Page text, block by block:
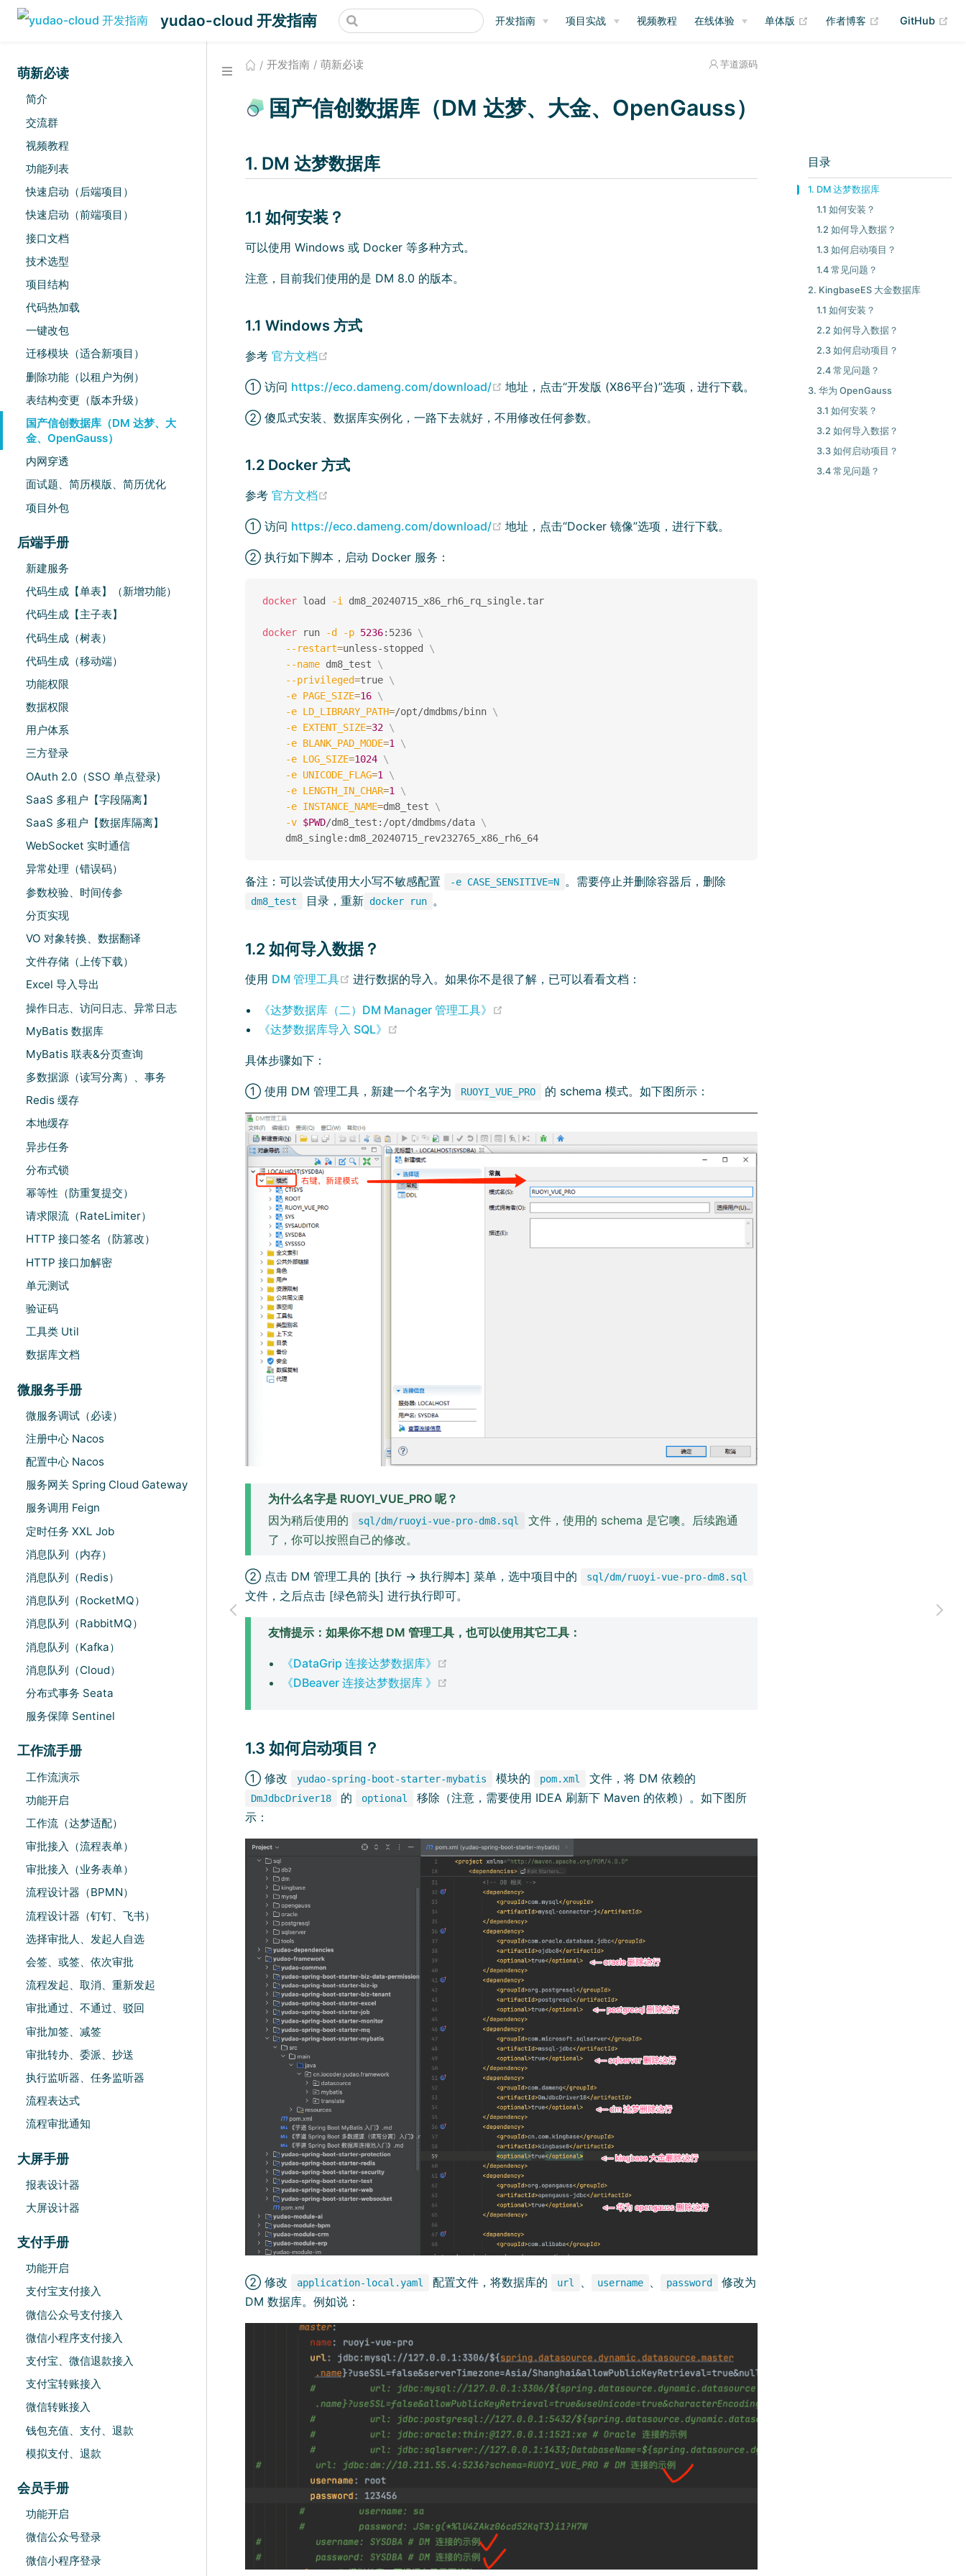
yudao-cloud 开发指南 开发指南 项目实战 视频教程 在线体验 单体版 (opens new window)
作者博客 (opens new
GitHub
萌新必读
简介
交流群
视频教程
功能列表
快速启动（后端项目）
快速启动（前端项目）
接口文档
技术选型
项目结构
代码热加载
一键改包
迁移模块（适合新项目）
删除功能（以租户为例）
表结构变更（版本升级）
国产信创数据库（DM 达梦、大
金、OpenGauss）
内网穿透
面试题、简历模版、简历优化
项目外包
后端手册
新建服务
代码生成【单表】（新增功能）
代码生成【主子表】
代码生成（树表）
代码生成（移动端）
功能权限
数据权限
用户体系
三方登录
OAuth 2.0（SSO 单点登录)
SaaS 多租户【字段隔离】
SaaS 多租户【数据库隔离】
WebSocket 实时通信
异常处理（错误码）
参数校验、时间传参
分页实现
VO 对象转换、数据翻译
文件存储（上传下载）
Excel 导入导出
操作日志、访问日志、异常日志
MyBatis 数据库
MyBatis 联表&分页查询
多数据源（读写分离）、事务
Redis 缓存
本地缓存
异步任务
分布式锁
幂等性（防重复提交）
请求限流（RateLimiter）
HTTP 接口签名（防篡改）
HTTP 接口加解密
单元测试
验证码
工具类 Util
数据库文档
微服务手册
微服务调试（必读）
注册中心 Nacos
配置中心 Nacos
服务网关 Spring Cloud Gateway
服务调用 Feign
定时任务 XXL Job
消息队列（内存）
消息队列（Redis）
消息队列（RocketMQ）
消息队列（RabbitMQ）
消息队列（Kafka）
消息队列（Cloud）
分布式事务 Seata
服务保障 Sentinel
工作流手册
工作流演示
功能开启
工作流（达梦适配）
审批接入（流程表单）
审批接入（业务表单）
流程设计器（BPMN）
流程设计器（钉钉、飞书）
选择审批人、发起人自选
会签、或签、依次审批
流程发起、取消、重新发起
审批通过、不通过、驳回
审批加签、减签
审批转办、委派、抄送
执行监听器、任务监听器
流程表达式
流程审批通知
大屏手册
报表设计器
大屏设计器
支付手册
功能开启
支付宝支付接入
微信公众号支付接入
微信小程序支付接入
支付宝、微信退款接入
支付宝转账接入
微信转账接入
钱包充值、支付、退款
模拟支付、退款
会员手册
功能开启
微信公众号登录
微信小程序登录
开发指南 萌新必读 芋道源码
目录
1. DM 达梦数据库
1.1 如何安装？
1.2 如何导入数据？
1.3 如何启动项目？
1.4 常见问题？
2. KingbaseES 大金数据库
1.1 如何安装？
2.2 如何导入数据？
2.3 如何启动项目？
2.4 常见问题？
3. 华为 OpenGauss
3.1 如何安装？
3.2 如何导入数据？
3.3 如何启动项目？
3.4 常见问题？
国产信创数据库（DM 达梦、大金、OpenGauss）
1. DM 达梦数据库
1.1 如何安装？
可以使用 Windows 或 Docker 等多种方式。
注意，目前我们使用的是 DM 8.0 的版本。
1.1 Windows 方式
参考 官方文档
① 访问 https://eco.dameng.com/download/ (opens new window)
地址，点击“开发版 (X86平台)”选项，进行下载。
② 傻瓜式安装、数据库实例化，一路下去就好，不用修改任何参数。
1.2 Docker 方式
参考 官方文档
① 访问 https://eco.dameng.com/download/ (opens new window)
地址，点击“Docker 镜像”选项，进行下载。
② 执行如下脚本，启动 Docker 服务：
docker load -i dm8_20240715_x86_rh6_rq_single.tar
docker run -d -p 5236:5236 \
--restart=unless-stopped \
--name dm8_test \
--privileged=true \
-e PAGE_SIZE=16 \
-e LD_LIBRARY_PATH=/opt/dmdbms/binn \
-e EXTENT_SIZE=32 \
-e BLANK_PAD_MODE=1
\
-e LOG_SIZE=1024 \
-e UNICODE_FLAG=1
\
-e LENGTH_IN_CHAR=1
\
-e INSTANCE_NAME=dm8_test \
-v $PWD/dm8_test:/opt/dmdbms/data \
    dm8_single:dm8_20240715_rev232765_x86_rh6_64
备注：可以尝试使用大小写不敏感配置 -e CASE_SENSITIVE=N 。需要停止并删除容器后，删除
dm8_test 目录，重新 docker run 。
1.2 如何导入数据？
使用 DM 管理工具 (opens new window)
进行数据的导入。如果你不是很了解，已可以看看文档：
《达梦数据库（二）DM Manager 管理工具》
《达梦数据库导入 SQL》
具体步骤如下：
① 使用 DM 管理工具，新建一个名字为 RUOYI_VUE_PRO 的 schema 模式。如下图所示：
为什么名字是 RUOYI_VUE_PRO 呢？
因为稍后使用的
sql/dm/ruoyi-vue-pro-dm8.sql
文件，使用的 schema 是它噢。后续跑通
了，你可以按照自己的修改。
② 点击 DM 管理工具的 [执行 -> 执行脚本] 菜单，选中项目中的 sql/dm/ruoyi-vue-pro-dm8.sql
文件，之后点击 [绿色箭头] 进行执行即可。
友情提示：如果你不想 DM 管理工具，也可以使用其它工具：
《DataGrip 连接达梦数据库》
《DBeaver 连接达梦数据库 》
1.3 如何启动项目？
① 修改 yudao-spring-boot-starter-mybatis 模块的 pom.xml 文件，将 DM 依赖的
DmJdbcDriver18 的 optional
移除（注意，需要使用 IDEA 刷新下 Maven 的依赖）。如下图所
示：
② 修改 application-local.yaml 配置文件，将数据库的 url 、 username 、 password
修改为
DM 数据库。例如说：